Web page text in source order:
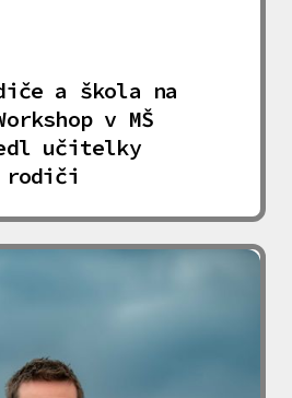
a škola na
v MŠ
učitelky
rodiči